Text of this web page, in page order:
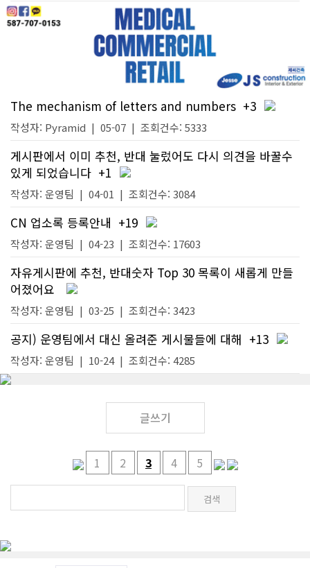
The mechanism of letters and numbers +3
작성자: Pyramid | 05-07 | 조회건수: 5333
게시판에서 이미 추천, 반대 눌렀어도 다시 의견을 바꿀수
있게 되었습니다 +1
작성자: 운영팀 | 04-01 | 조회건수: 3084
CN 업소록 등록안내 +19
작성자: 운영팀 | 04-23 | 조회건수: 17603
자유게시판에 추천, 반대숫자 Top 30 목록이 새롭게 만들
어졌어요
작성자: 운영팀 | 03-25 | 조회건수: 3423
공지) 운영팀에서 대신 올려준 게시물들에 대해 +13
작성자: 운영팀 | 10-24 | 조회건수: 4285
글쓰기
1 2 3 4 5